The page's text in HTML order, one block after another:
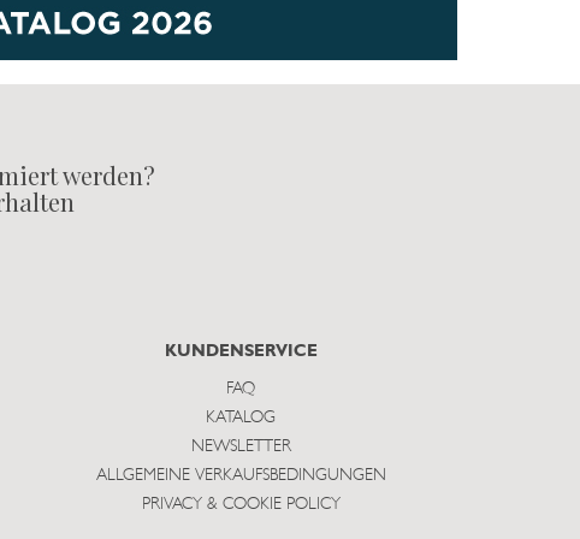
werden?
KUNDENSERVICE
FAQ
KATALOG
NEWSLETTER
ALLGEMEINE VERKAUFSBEDINGUNGEN
PRIVACY & COOKIE POLICY